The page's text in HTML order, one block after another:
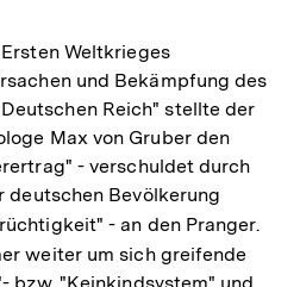
Weltkrieges
und Bekämpfung des
Reich" stellte der
Max von Gruber den
- verschuldet durch
deutschen Bevölkerung
- an den Pranger.
weiter um sich greifende
bzw. "Keinkindsystem" und